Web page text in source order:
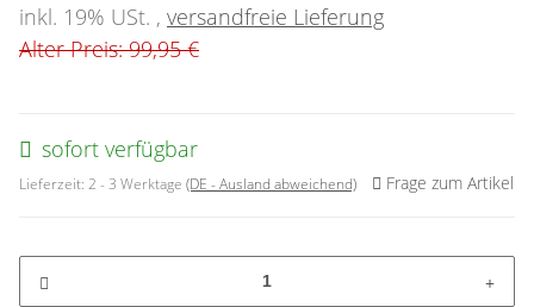
inkl. 19% USt. , versandfreie Lieferung
Alter Preis: 99,95 €
sofort verfügbar
Lieferzeit: 2 - 3 Werktage (DE - Ausland abweichend) Frage zum Artikel